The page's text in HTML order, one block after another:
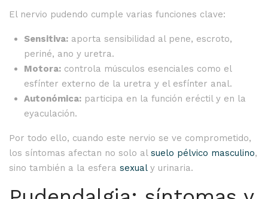
El nervio pudendo cumple varias funciones clave:
Sensitiva: aporta sensibilidad al pene, escroto,
periné, ano y uretra.
Motora: controla músculos esenciales como el
esfínter externo de la uretra y el esfínter anal.
Autonómica: participa en la función eréctil y en la
eyaculación.
Por todo ello, cuando este nervio se ve comprometido,
los síntomas afectan no solo al suelo pélvico masculino,
sino también a la esfera sexualy urinaria.